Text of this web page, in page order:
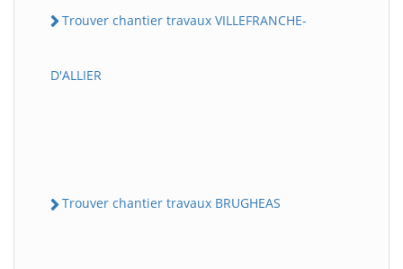
Trouver chantier travaux VILLEFRANCHE-
D'ALLIER
Trouver chantier travaux BRUGHEAS